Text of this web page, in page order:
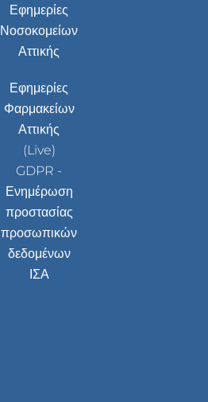
Εφημερίες
Νοσοκομείων
Αττικής
Εφημερίες
Φαρμακείων
Αττικής
(Live)
GDPR -
Ενημέρωση
προστασίας
προσωπικών
δεδομένων
ΙΣΑ